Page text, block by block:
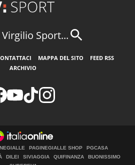
Sport...
MAPPA DEL SITO
FEED RSS
ARCHIVIO
PAGINEGIALLE SHOP
PGCASA
DILEI SIVIAGGIA QUIFINANZA
BUONISSIMO